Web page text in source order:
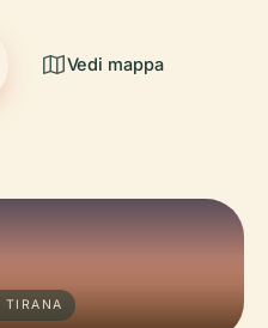
Vedi mappa
TIRANA